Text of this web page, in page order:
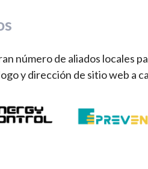
número de aliados locales
y dirección de sitio web a